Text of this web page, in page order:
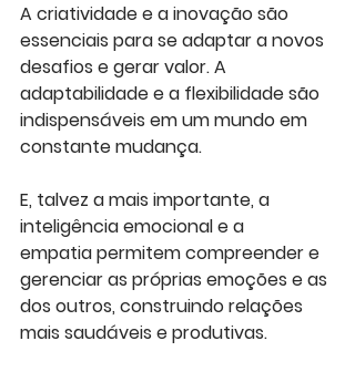
A criatividade e a inovação são
essenciais para se adaptar a novos
desafios e gerar valor. A
adaptabilidade e a flexibilidade são
indispensáveis em um mundo em
constante mudança.
E, talvez a mais importante, a
inteligência emocional e a
empatia permitem compreender e
gerenciar as próprias emoções e as
dos outros, construindo relações
mais saudáveis e produtivas.